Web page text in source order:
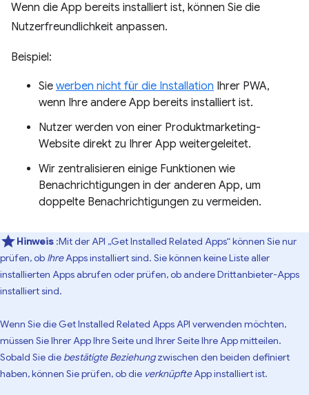
Wenn die App bereits installiert ist, können Sie die
Nutzerfreundlichkeit anpassen.
Beispiel:
Sie werben nicht für die Installation Ihrer PWA,
wenn Ihre andere App bereits installiert ist.
Nutzer werden von einer Produktmarketing-
Website direkt zu Ihrer App weitergeleitet.
Wir zentralisieren einige Funktionen wie
Benachrichtigungen in der anderen App, um
doppelte Benachrichtigungen zu vermeiden.
Hinweis :Mit der API „Get Installed Related Apps“ können Sie nur
prüfen, ob IhreApps installiert sind. Sie können keine Liste aller
installierten Apps abrufen oder prüfen, ob andere Drittanbieter-Apps
installiert sind.
Wenn Sie die Get Installed Related Apps API verwenden möchten,
müssen Sie Ihrer App Ihre Seite und Ihrer Seite Ihre App mitteilen.
Sobald Sie die bestätigte Beziehungzwischen den beiden definiert
haben, können Sie prüfen, ob die verknüpfteApp installiert ist.